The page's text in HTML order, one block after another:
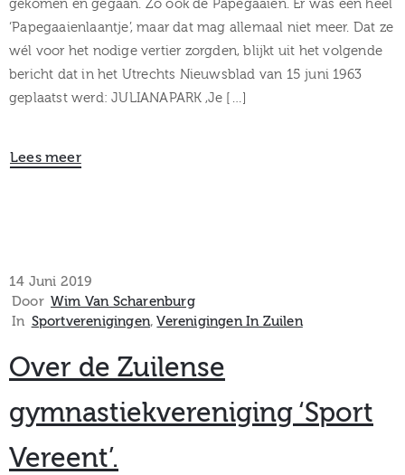
gekomen en gegaan. Zo ook de Papegaaien. Er was een heel
‘Papegaaienlaantje’, maar dat mag allemaal niet meer. Dat ze
wél voor het nodige vertier zorgden, blijkt uit het volgende
bericht dat in het Utrechts Nieuwsblad van 15 juni 1963
geplaatst werd: JULIANAPARK ,Je […]
Lees meer
14 Juni 2019
Door Wim Van Scharenburg
In Sportverenigingen‚Verenigingen In Zuilen
Over de Zuilense
gymnastiekvereniging ‘Sport
Vereent’.